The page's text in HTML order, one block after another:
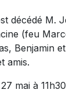
décédé M.
(feu
Benjamin
amis.
mai à